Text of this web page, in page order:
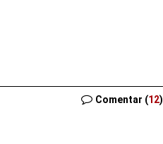
Comentar (12)